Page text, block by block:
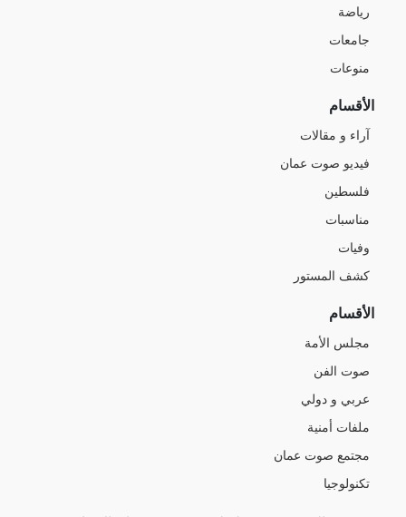
رياضة
جامعات
منوعات
الأقسام
آراء و مقالات
فيديو صوت عمان
فلسطين
مناسبات
وفيات
كشف المستور
الأقسام
مجلس الأمة
صوت الفن
عربي و دولي
ملفات أمنية
مجتمع صوت عمان
تكنولوجيا